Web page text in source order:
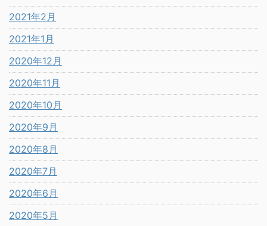
2021年2月
2021年1月
2020年12月
2020年11月
2020年10月
2020年9月
2020年8月
2020年7月
2020年6月
2020年5月